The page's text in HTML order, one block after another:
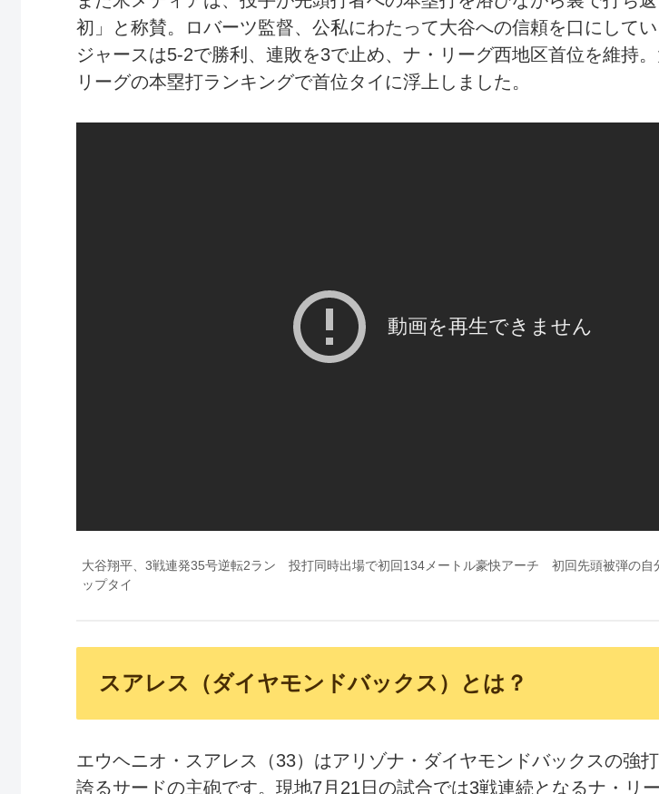
初」と称賛。ロバーツ監督、公私にわたって大谷への信頼を口にして
ジャースは5-2で勝利、連敗を3で止め、ナ・リーグ西地区首位を維持
リーグの本塁打ランキングで首位タイに浮上しました。
大谷翔平、3戦連発35号逆転2ラン 投打同時出場で初回134メートル豪快アーチ 初回先頭被弾の
ップタイ
スアレス（ダイヤモンドバックス）とは？
エウヘニオ・スアレス（33）はアリゾナ・ダイヤモンドバックスの強
誇るサードの主砲です。現地7月21日の試合では3戦連続となるナ・リ